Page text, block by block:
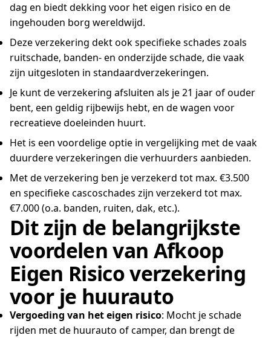
dag en biedt dekking voor het eigen risico en de
ingehouden borg wereldwijd.
Deze verzekering dekt ook specifieke schades zoals
ruitschade, banden- en onderzijde schade, die vaak
zijn uitgesloten in standaardverzekeringen.
Je kunt de verzekering afsluiten als je 21 jaar of ouder
bent, een geldig rijbewijs hebt, en de wagen voor
recreatieve doeleinden huurt.
Het is een voordelige optie in vergelijking met de vaak
duurdere verzekeringen die verhuurders aanbieden.
Met de verzekering ben je verzekerd tot max. €3.500
en specifieke cascoschades zijn verzekerd tot max.
€7.000 (o.a. banden, ruiten, dak, etc.).
Dit zijn de belangrijkste
voordelen van Afkoop
Eigen Risico verzekering
voor je huurauto
Vergoeding van het eigen risico: Mocht je schade
rijden met de huurauto of camper, dan brengt de